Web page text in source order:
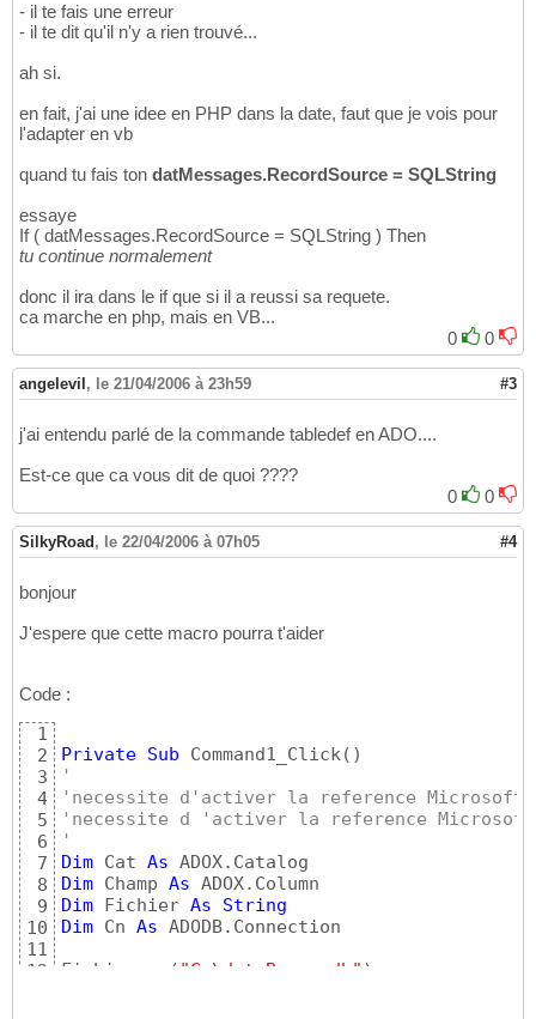
- il te fais une erreur
- il te dit qu'il n'y a rien trouvé...
ah si.
en fait, j'ai une idee en PHP dans la date, faut que je vois pour
l'adapter en vb
quand tu fais ton datMessages.RecordSource = SQLString
essaye
If ( datMessages.RecordSource = SQLString ) Then
tu continue normalement
donc il ira dans le if que si il a reussi sa requete.
ca marche en php, mais en VB...
0
0
angelevil , le 21/04/2006 à 23h59 #3
j'ai entendu parlé de la commande tabledef en ADO....
Est-ce que ca vous dit de quoi ????
0
0
SilkyRoad , le 22/04/2006 à 07h05 #4
bonjour
J'espere que cette macro pourra t'aider
Code :
1
2
3
4
5
6
7
8
9
10
11
12
Private Sub Command1_Click( )
'
'necessite d'activer la reference Microsoft
'necessite d 'activer la reference
'
Dim Cat As
Dim Champ As
Dim Fichier As
String
Dim Cn As ADODB.Connection
Fichier =
( "C:\dataBase.mdb" )